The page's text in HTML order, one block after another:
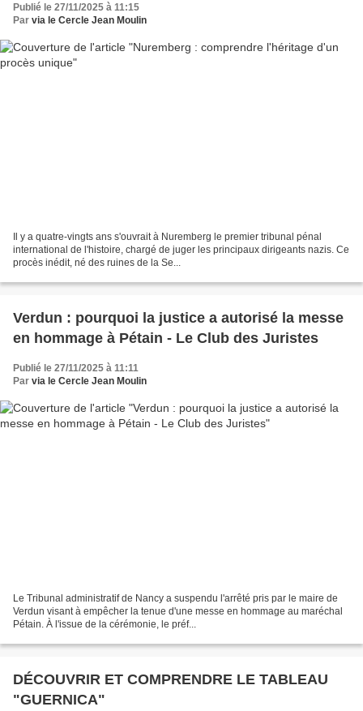
Publié le 27/11/2025 à 11:15
Par via le Cercle Jean Moulin
Il y a quatre-vingts ans s'ouvrait à Nuremberg le premier tribunal pénal
international de l'histoire, chargé de juger les principaux dirigeants nazis. Ce
procès inédit, né des ruines de la Se...
Verdun : pourquoi la justice a autorisé la messe
en hommage à Pétain - Le Club des Juristes
Publié le 27/11/2025 à 11:11
Par via le Cercle Jean Moulin
Le Tribunal administratif de Nancy a suspendu l'arrêté pris par le maire de
Verdun visant à empêcher la tenue d'une messe en hommage au maréchal
Pétain. À l'issue de la cérémonie, le préf...
DÉCOUVRIR ET COMPRENDRE LE TABLEAU
"GUERNICA"